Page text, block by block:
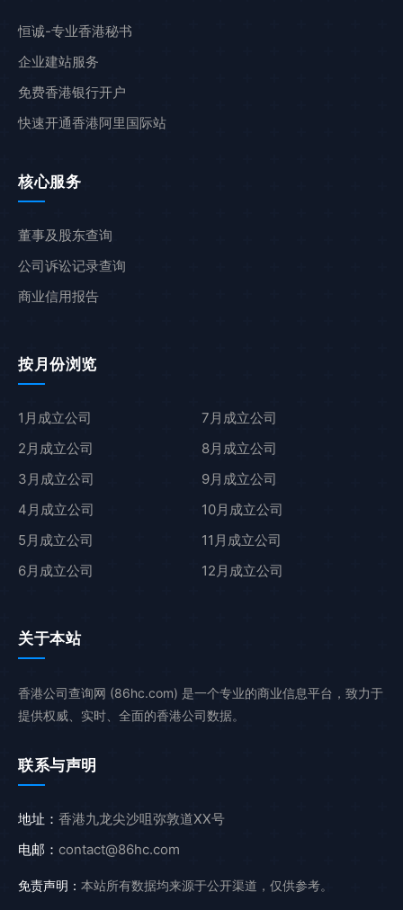
恒诚-专业香港秘书
企业建站服务
免费香港银行开户
快速开通香港阿里国际站
核心服务
董事及股东查询
公司诉讼记录查询
商业信用报告
按月份浏览
1月成立公司
2月成立公司
3月成立公司
4月成立公司
5月成立公司
6月成立公司
7月成立公司
8月成立公司
9月成立公司
10月成立公司
11月成立公司
12月成立公司
关于本站
香港公司查询网 (86hc.com) 是一个专业的商业信息平台，致力于
提供权威、实时、全面的香港公司数据。
联系与声明
地址： 香港九龙尖沙咀弥敦道XX号
电邮： contact@86hc.com
免责声明： 本站所有数据均来源于公开渠道，仅供参考。